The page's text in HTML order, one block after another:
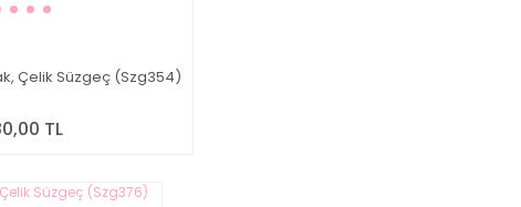
Çelik Süzgeç (Szg354)
TL